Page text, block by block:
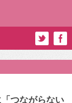
つながらない